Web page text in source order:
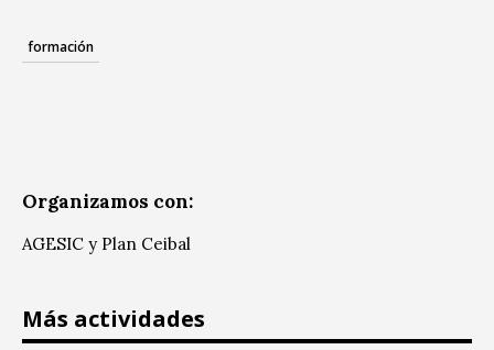
formación
Organizamos con:
AGESIC y Plan Ceibal
Más actividades